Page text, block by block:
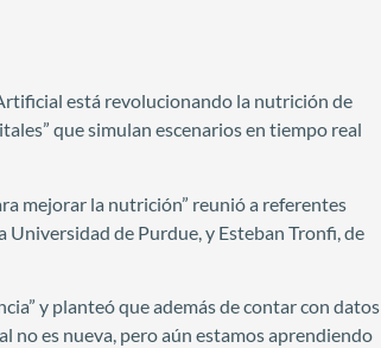
está revolucionando la nutrición de
que simulan escenarios en tiempo real
mejorar la nutrición” reunió a referentes
de Purdue, y Esteban Tronfi, de
y planteó que además de contar con datos
no es nueva, pero aún estamos aprendiendo